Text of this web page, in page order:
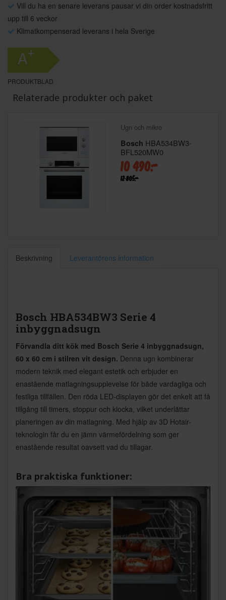
Vill du ha en senare leverans pausar vi din order kostnadsfritt
upp till 6 veckor
Klimatkompenserad leverans i hela Sverige
A+
PRODUKTBLAD
Relaterade produkter och paket
Ugn och mikro
Bosch HBA534BW3-
BFL520MW0
10 490:-
12 805:-
Beskrivning Leverantörens information
Bosch HBA534BW3 Serie 4
inbyggnadsugn
Förvandla ditt kök med Bosch Serie 4 inbyggnadsugn,
60 x 60 cm i stilren vit design. Denna ugn kombinerar
modern teknik med elegant estetik och erbjuder en
enastående matlagningsupplevelse för både vardagliga och
festliga tillfällen. Den röda LED-displayen gör det enkelt att få
tillgång till timers, stoppur och klocka, vilket underlättar
planeringen av din matlagning. Med hjälp av 3D Hotair-
teknologin får du en jämn värmefördelning som ger
enastående resultat oavsett vad du tillagar.
Bra praktiska funktioner: